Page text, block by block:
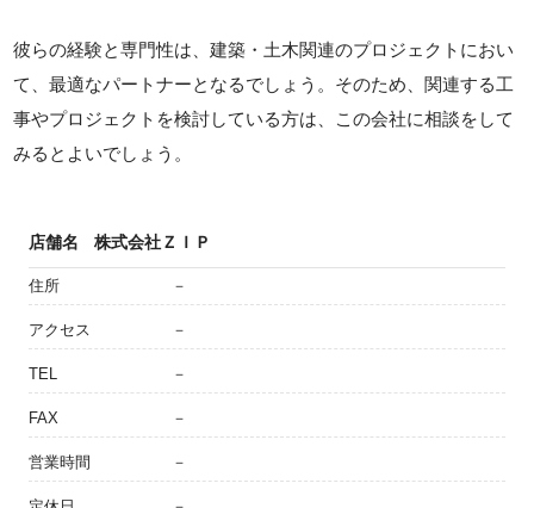
彼らの経験と専門性は、建築・土木関連のプロジェクトにおい
て、最適なパートナーとなるでしょう。そのため、関連する工
事やプロジェクトを検討している方は、この会社に相談をして
みるとよいでしょう。
店舗名 株式会社ＺＩＰ
住所 －
アクセス －
TEL －
FAX －
営業時間 －